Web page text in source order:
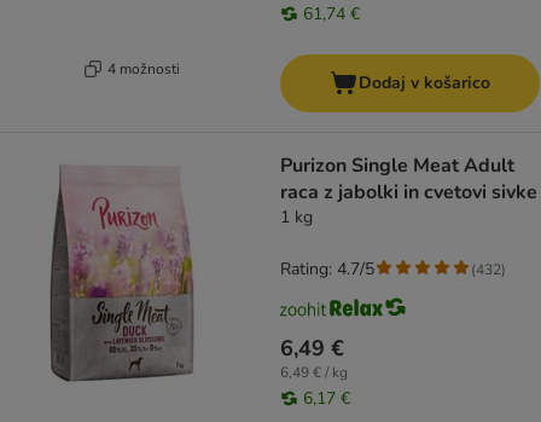
4 možnosti
61,74 €
Dodaj v košarico
Purizon Single Meat Adult
raca z jabolki in cvetovi sivke
1 kg
6,49 €
6,49 € / kg
6,17 €
Rating: 4.7/5 (432)